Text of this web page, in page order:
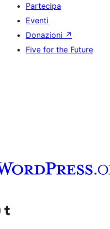
Partecipa
Eventi
Donazioni ↗
Five for the Future
TikTokcanale YouTube
Visita il nostro account Tumblr